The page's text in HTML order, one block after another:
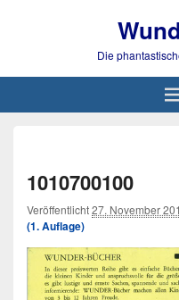
Die
1010700100
Veröffentlicht27. November
(1. Auflage)